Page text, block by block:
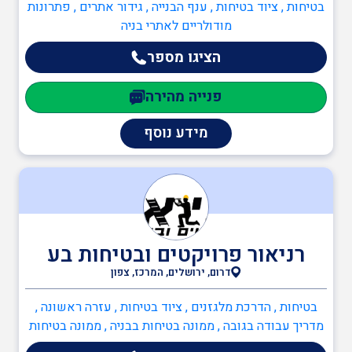
עזרה ראשונה
עורך מבדקי בטיחות
במוסדות חינוך
תוכנה לניהול הבטיחות
יועץ חומרים מסוכנים
(חומ"ס)
יועץ בטיחות בעבודה
בטיחות , ציוד בטיחות , ענף הבנייה , גידור אתרים , פתרונות
מודולריים לאתרי בניה
הציגו מספר
פנייה מהירה
מידע נוסף
רניאור פרויקטים ובטיחות בע
דרום, ירושלים, המרכז, צפון
בטיחות , הדרכת מלגזנים , ציוד בטיחות , עזרה ראשונה ,
מדריך עבודה בגובה , ממונה בטיחות בבניה , ממונה בטיחות
בעבודה , ממונה בטיחות קרינה , ממונה בטיחות אש , ממונה